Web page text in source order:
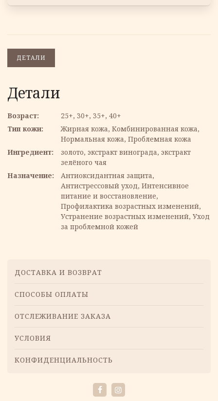
ДЕТАЛИ
Детали
Возраст
25+, 30+, 35+, 40+
Тип кожи
Жирная кожа, Комбинированная кожа,
Нормальная кожа, Проблемная кожа
Ингредиент
золото, экстракт винограда, экстракт
зелёного чая
Назначение
Антиоксидантная защита,
Антистрессовый уход, Интенсивное
питание и восстановление,
Профилактика возрастных изменений,
Устранение возрастных изменений, Уход
за проблемной кожей
Меню
ДОСТАВКА И ВОЗВРАТ
СПОСОБЫ ОПЛАТЫ
ОТСЛЕЖИВАНИЕ ЗАКАЗА
УСЛОВИЯ
КОНФИДЕНЦИАЛЬНОСТЬ
FacebookInstagram